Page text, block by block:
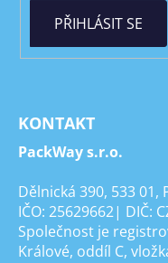
PŘIHLÁSIT SE
KONTAKT
PackWay s.r.o.
Dělnická 390, 533 01,
IČO: 25629662| DIČ:
Společnost je
Králové, oddíl C,